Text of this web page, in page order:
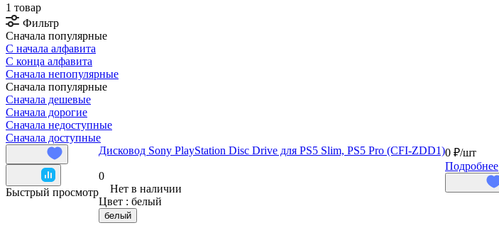
1 товар
Фильтр
Сначала популярные
С начала алфавита
С конца алфавита
Сначала непопулярные
Сначала популярные
Сначала дешевые
Сначала дорогие
Сначала недоступные
Сначала доступные
Быстрый просмотр
Дисковод Sony PlayStation Disc Drive для PS5 Slim, PS5 Pro (CFI-ZDD1)
0
Нет в наличии
Цвет : белый
белый
0 ₽/шт
Подробнее